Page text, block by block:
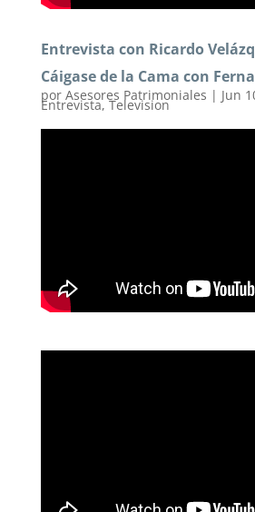
Entrevista con Ricardo
Cáigase de la Cama con
por Asesores Patrimoniales | Jun
Entrevista,Television